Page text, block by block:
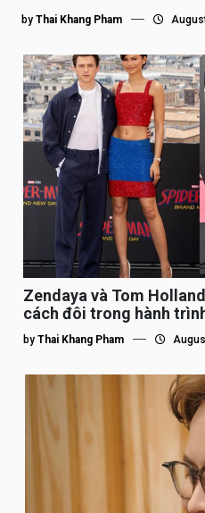
by Thai Khang Pham
Zendaya và Tom
cách đôi trong hành
by Thai Khang Pham